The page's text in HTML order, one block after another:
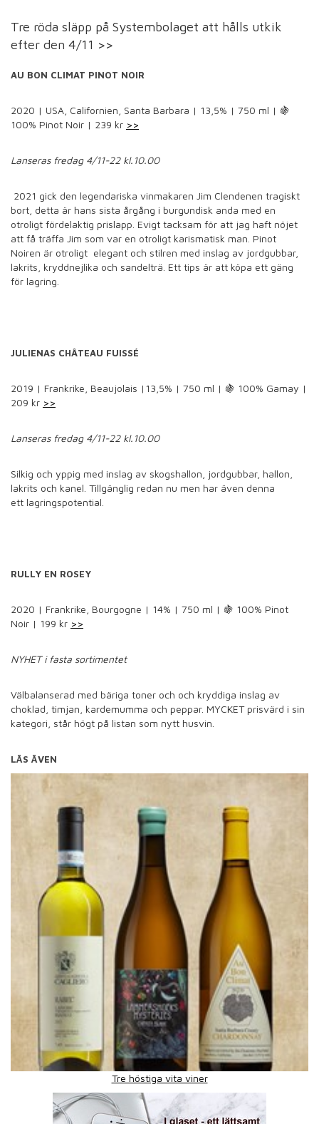
Tre röda släpp på Systembolaget att hålls utkik
efter den 4/11 >>
AU BON CLIMAT PINOT NOIR
2020 | USA, Californien, Santa Barbara | 13,5% | 750 ml | 🍇
100% Pinot Noir | 239 kr >>
Lanseras fredag 4/11-22 kl.10.00
2021 gick den legendariska vinmakaren Jim Clendenen tragiskt
bort, detta är hans sista årgång i burgundisk anda med en
otroligt fördelaktig prislapp. Evigt tacksam för att jag haft nöjet
att få träffa Jim som var en otroligt karismatisk man. Pinot
Noiren är otroligt elegant och stilren med inslag av jordgubbar,
lakrits, kryddnejlika och sandelträ. Ett tips är att köpa ett gäng
för lagring.
JULIENAS CHÂTEAU FUISSÉ
2019 | Frankrike, Beaujolais |13,5% | 750 ml | 🍇 100% Gamay |
209 kr >>
Lanseras fredag 4/11-22 kl.10.00
Silkig och yppig med inslag av skogshallon, jordgubbar, hallon,
lakrits och kanel. Tillgänglig redan nu men har även denna
ett lagringspotential.
RULLY EN ROSEY
2020 | Frankrike, Bourgogne | 14% | 750 ml | 🍇 100% Pinot
Noir | 199 kr >>
NYHET i fasta sortimentet
Välbalanserad med bäriga toner och och kryddiga inslag av
choklad, timjan, kardemumma och peppar. MYCKET prisvärd i sin
kategori, står högt på listan som nytt husvin.
LÄS ÄVEN
Tre höstiga vita viner